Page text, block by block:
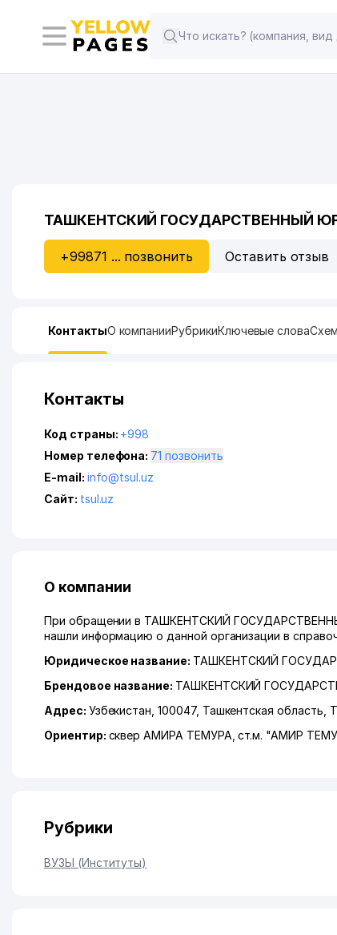
ТАШКЕНТСКИЙ ГОСУДАРСТВЕННЫЙ
+99871 ... позвонить Оставить отзыв
КонтактыО компанииРубрикиКлючевые слова
Контакты
Код страны: +998
Номер телефона:
71 позвонить
E-mail: info@tsul.uz
Сайт: tsul.uz
О компании
При обращении в ТАШКЕНТСКИЙ
нашли информацию о данной организации в
Юридическое название: ТАШКЕНТСКИЙ
Брендовое название: ТАШКЕНТСКИЙ
Адрес: Узбекистан, 100047, Ташкентская область
Ориентир: сквер АМИРА ТЕМУРА, ст.м. "АМИР
Рубрики
ВУЗЫ (Институты)